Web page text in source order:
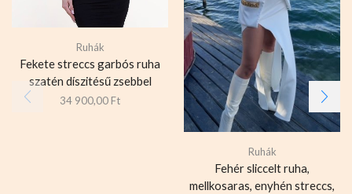
Ruhák
Fekete streccs garbós ruha
szatén díszitésű zsebbel
34 900,00 Ft
Ruhák
Fehér sliccelt ruha,
mellkosaras, enyhén streccs,